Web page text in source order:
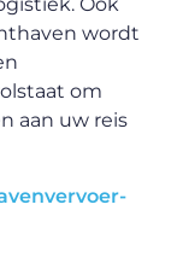
wordt
om
aan uw reis